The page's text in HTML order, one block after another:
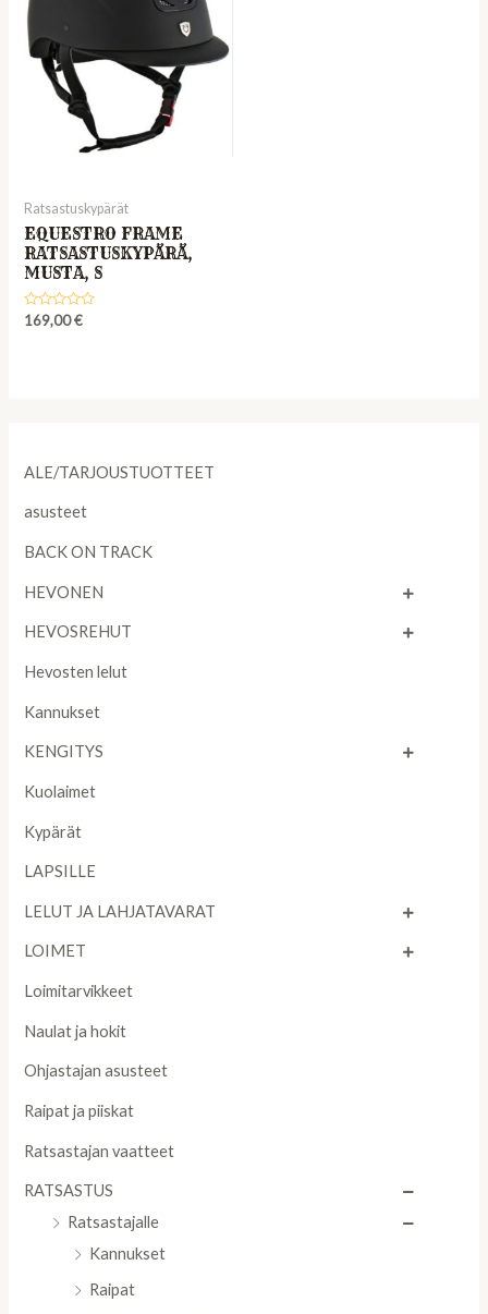
ALE/TARJOUSTUOTTEET
asusteet
BACK ON TRACK
HEVONEN
HEVOSREHUT
Hevosten lelut
Kannukset
KENGITYS
Kuolaimet
Kypärät
LAPSILLE
LELUT JA LAHJATAVARAT
LOIMET
Loimitarvikkeet
Naulat ja hokit
Ohjastajan asusteet
Raipat ja piiskat
Ratsastajan vaatteet
RATSASTUS
Ratsastajalle
Kannukset
Raipat
Ratsastuskypärät
EQUESTRO FRAME
RATSASTUSKYPÄRÄ,
MUSTA, S
Rated
169,00€